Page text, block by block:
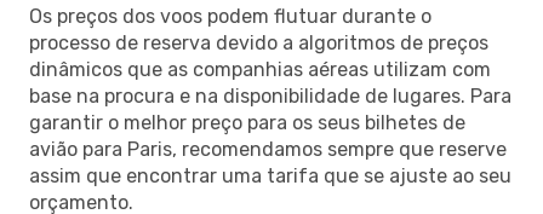
Os preços dos voos podem flutuar durante o
processo de reserva devido a algoritmos de preços
dinâmicos que as companhias aéreas utilizam com
base na procura e na disponibilidade de lugares. Para
garantir o melhor preço para os seus bilhetes de
avião para Paris, recomendamos sempre que reserve
assim que encontrar uma tarifa que se ajuste ao seu
orçamento.